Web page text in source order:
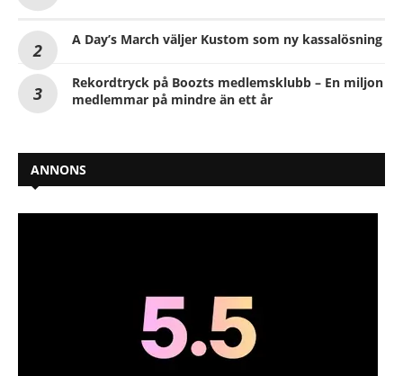
A Day’s March väljer Kustom som ny kassalösning
Rekordtryck på Boozts medlemsklubb – En miljon
medlemmar på mindre än ett år
ANNONS